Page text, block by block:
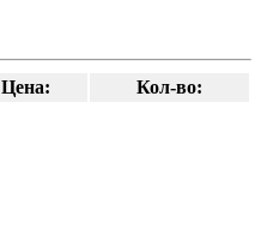
Цена: Кол-во: